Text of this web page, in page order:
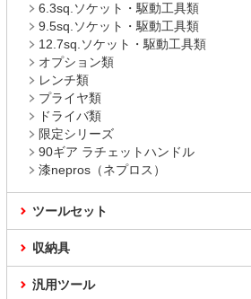
6.3sq.ソケット・駆動工具類
9.5sq.ソケット・駆動工具類
12.7sq.ソケット・駆動工具類
オプション類
レンチ類
プライヤ類
ドライバ類
限定シリーズ
90ギア ラチェットハンドル
漆nepros（ネプロス）
ツールセット
収納具
汎用ツール